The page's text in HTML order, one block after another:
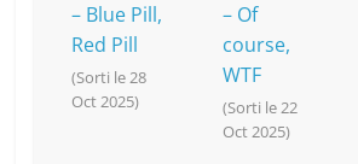
– Blue Pill,
Red Pill
(Sorti le 28
Oct 2025)
– Of
course,
WTF
(Sorti le 22
Oct 2025)